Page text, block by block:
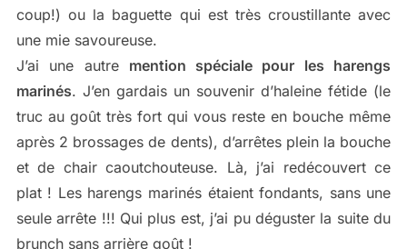
coup!) ou la baguette qui est très croustillante avec
une mie savoureuse.
J’ai une autre mention spéciale pour les harengs
marinés. J’en gardais un souvenir d’haleine fétide (le
truc au goût très fort qui vous reste en bouche même
après 2 brossages de dents), d’arrêtes plein la bouche
et de chair caoutchouteuse. Là, j’ai redécouvert ce
plat ! Les harengs marinés étaient fondants, sans une
seule arrête !!! Qui plus est, j’ai pu déguster la suite du
brunch sans arrière goût !